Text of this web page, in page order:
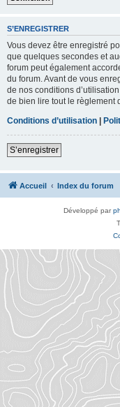
S’ENREGISTRER
Vous devez être enregistré
que quelques secondes et
forum peut également
du forum. Avant de vous
de nos conditions
de bien lire tout le règlement
Conditions d’utilisation |
S’enregistrer
Accueil Index du forum
Développé par